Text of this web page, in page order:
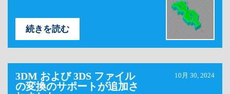
続きを読む
3DM および 3DS ファイル
の変換のサポートが追加さ
10月 30, 2024